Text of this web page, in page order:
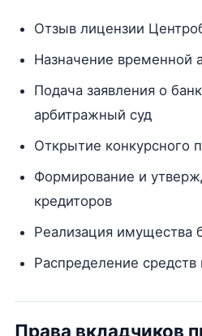
Отзыв лицензии
Назначение временной
Подача заявления о
арбитражный суд
Открытие конкурсного
Формирование и
кредиторов
Реализация имущества
Распределение
Права вкладчиков